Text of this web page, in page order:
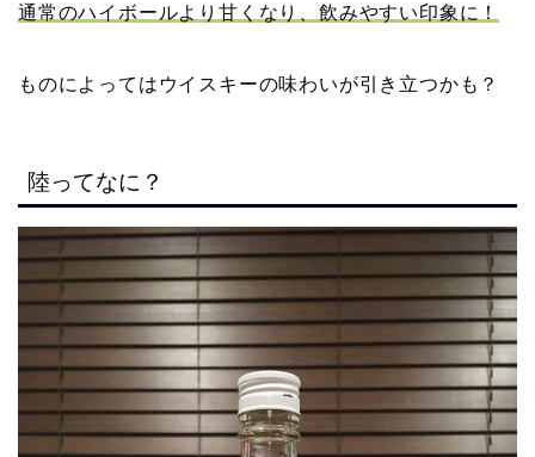
通常のハイボールより甘くなり、飲みやすい印象に！
ものによってはウイスキーの味わいが引き立つかも？
陸ってなに？